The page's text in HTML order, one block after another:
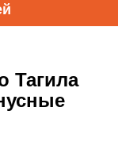
Тагила